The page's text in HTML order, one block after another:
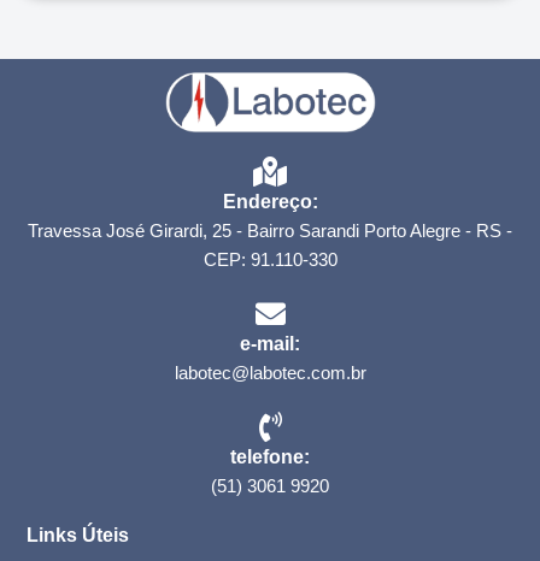
Endereço:
Travessa José Girardi, 25 - Bairro Sarandi Porto Alegre - RS -
CEP: 91.110-330
e-mail:
labotec@labotec.com.br
telefone:
(51) 3061 9920
Links Úteis